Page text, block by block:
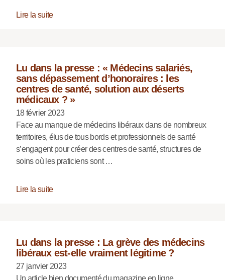
Lire la suite
Lu dans la presse : « Médecins salariés,
sans dépassement d’honoraires : les
centres de santé, solution aux déserts
médicaux ? »
18 février 2023
Face au manque de médecins libéraux dans de nombreux
territoires, élus de tous bords et professionnels de santé
s’engagent pour créer des centres de santé, structures de
soins où les praticiens sont …
Lire la suite
Lu dans la presse : La grève des médecins
libéraux est-elle vraiment légitime ?
27 janvier 2023
Un article bien documenté du magazine en ligne